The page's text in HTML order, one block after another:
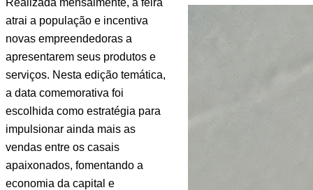
atrai a população e incentiva
novas empreendedoras a
apresentarem seus produtos e
serviços. Nesta edição temática,
a data comemorativa foi
escolhida como estratégia para
impulsionar ainda mais as
vendas entre os casais
apaixonados, fomentando a
economia da capital e